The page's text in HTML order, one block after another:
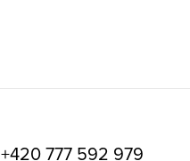
+420 777 592 979